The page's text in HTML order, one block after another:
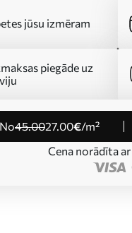
jūsu izmēram
piegāde uz
no45.0027.00€/m²
Cena norādīta ar